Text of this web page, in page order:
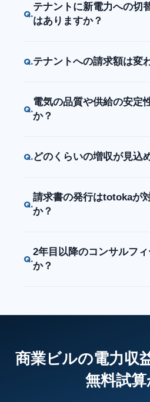
Q.
テナントに新電力への切
はありますか？
Q.テナントへの請求額は変
Q.
電気の品質や供給の安定
か？
Q.どのくらいの増収が見込
Q.
請求書の発行はtotokaが
か？
Q.
2年目以降のコンサルフ
か？
商業ビルの電力収
無料試算